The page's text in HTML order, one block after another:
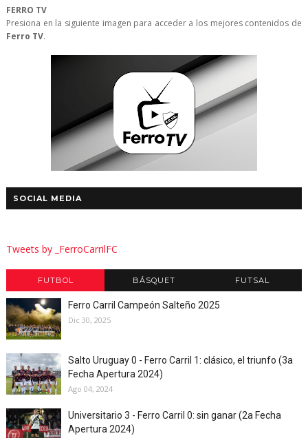
FERRO TV
Presiona en la siguiente imagen para acceder a los mejores contenidos de
Ferro TV.
SOCIAL MEDIA
Tweets by _FerroCarrilFC
FUTBOL BÁSQUET FUTSAL
Ferro Carril Campeón Salteño 2025
Dic 30, 2025
Salto Uruguay 0 - Ferro Carril 1: clásico, el triunfo (3a
Fecha Apertura 2024)
Ago 04, 2024
Universitario 3 - Ferro Carril 0: sin ganar (2a Fecha
Apertura 2024)